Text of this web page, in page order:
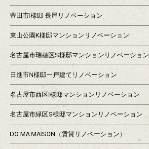
豊田市I様邸 長屋リノベーション
東山公園K様邸マンションリノベーション
名古屋市瑞穂区S様邸マンションリノベーション
日進市N様邸一戸建てリノベーション
名古屋市西区I様邸マンションリノベーション
名古屋市緑区S様邸マンションリノベーション
DO MA MAISON（賃貸リノベーション）